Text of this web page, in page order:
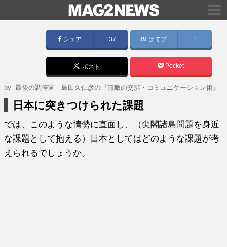
シェア 137 はてブ 1
ポスト Pocket
by最後の調停官 島田久仁彦の『無敵の交渉・コミュニケーション術』
日本に突きつけられた課題
では、このような情勢に直面し、（尖閣諸島問題を身近
な課題として抱える）日本としてはどのような課題が考
えられるでしょうか。